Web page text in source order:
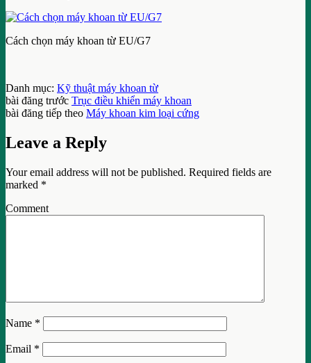
Cách chọn máy khoan từ EU/G7
Danh mục: Kỹ thuật máy khoan từ
bài đăng trước Trục điều khiển máy khoan
bài đăng tiếp theo Máy khoan kim loại cứng
Leave a Reply
Your email address will not be published. Required fields are
marked *
Comment
Name *
Email *